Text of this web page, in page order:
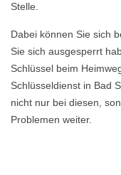
Stelle.
Dabei können Sie sich
Sie sich ausgesperrt
Schlüssel beim
Schlüsseldienst in Bad
nicht nur bei diesen,
Problemen weiter.